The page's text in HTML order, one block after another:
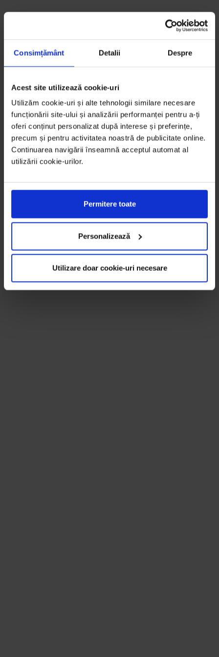
Consimțământ Detalii Despre
Acest site utilizează cookie-uri
Utilizăm cookie-uri și alte tehnologii similare necesare
funcționării site-ului și analizării performanței pentru a-ți
oferi conținut personalizat după interese și preferințe,
precum și pentru activitatea noastră de publicitate online.
Continuarea navigării înseamnă acceptul automat al
utilizării cookie-urilor.
Permitere toate
Personalizează
Utilizare doar cookie-uri necesare